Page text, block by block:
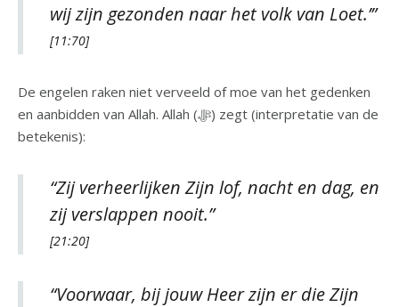
wij zijn gezonden naar het volk van Loet.’”
[11:70]
De engelen raken niet verveeld of moe van het gedenken
en aanbidden van Allah. Allah (ﷻ) zegt (interpretatie van de
betekenis):
“Zij verheerlijken Zijn lof, nacht en dag, en
zij verslappen nooit.”
[21:20]
“Voorwaar, bij jouw Heer zijn er die Zijn